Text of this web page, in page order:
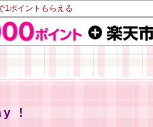
1ポイントもらえる
!